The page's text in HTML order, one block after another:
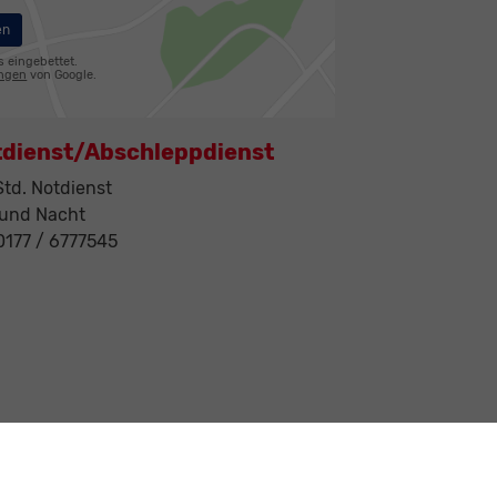
eingebettet.
von Google.
Abschleppdienst
Notdienst
Nacht
/ 6777545